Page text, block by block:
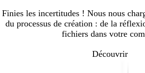
Finies les incertitudes ! Nous nous
du processus de création : de la
fichiers dans votre
Découvrir